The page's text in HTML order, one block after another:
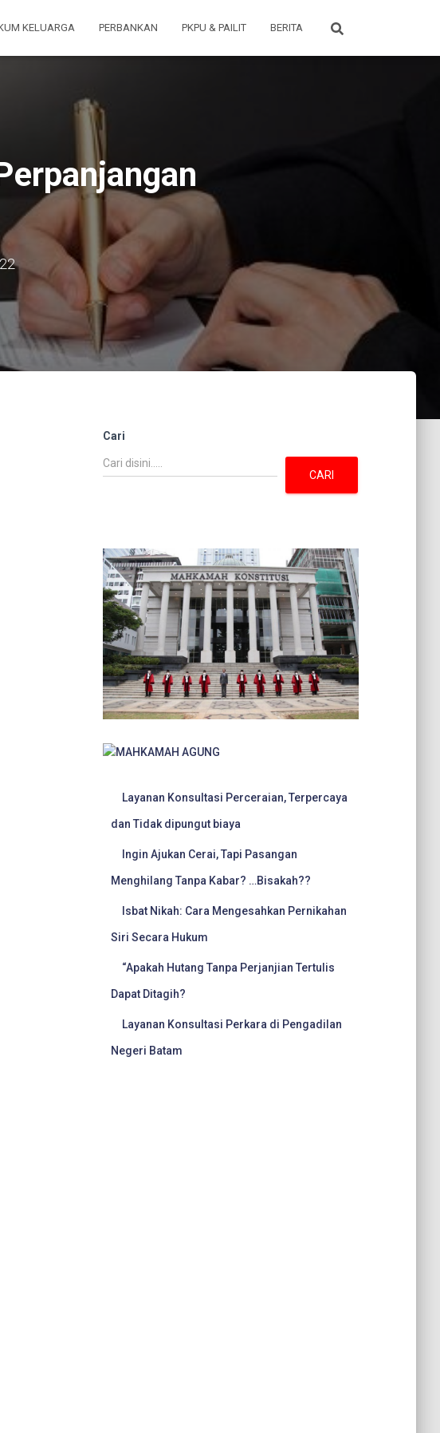
KELUARGA PERBANKAN PKPU & PAILIT BERITA
Cari
CARI
Layanan Konsultasi Perceraian, Terpercaya
dan Tidak dipungut biaya
Ingin Ajukan Cerai, Tapi Pasangan
Menghilang Tanpa Kabar? …Bisakah??
Isbat Nikah: Cara Mengesahkan Pernikahan
Siri Secara Hukum
“Apakah Hutang Tanpa Perjanjian Tertulis
Dapat Ditagih?
Layanan Konsultasi Perkara di Pengadilan
Negeri Batam